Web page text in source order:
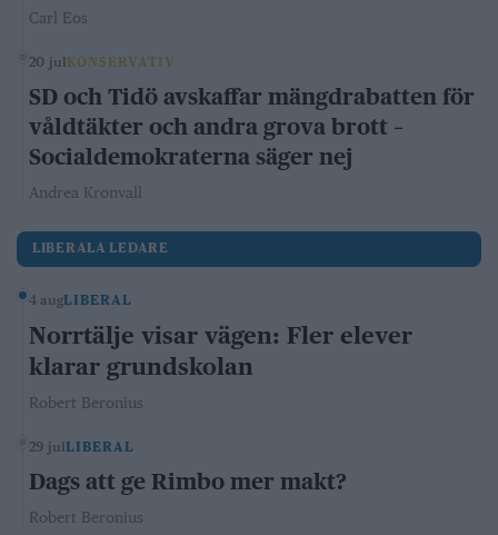
Carl Eos
20 jul KONSERVATIV
SD och Tidö avskaffar mängdrabatten för
våldtäkter och andra grova brott –
Socialdemokraterna säger nej
Andrea Kronvall
LIBERALA LEDARE
4 augLIBERAL
Norrtälje visar vägen: Fler elever
klarar grundskolan
Robert Beronius
29 julLIBERAL
Dags att ge Rimbo mer makt?
Robert Beronius